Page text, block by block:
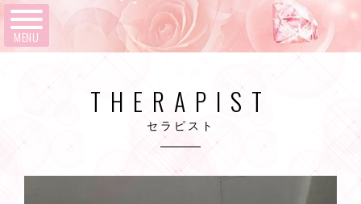
MENU
セラピスト
THERAPIST